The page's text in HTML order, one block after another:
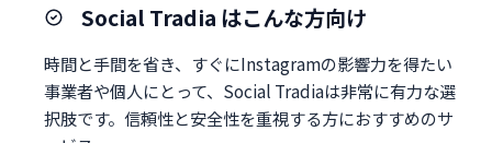
Social Tradia はこんな方向け
時間と手間を省き、すぐにInstagramの影響力を得たい
事業者や個人にとって、Social Tradiaは非常に有力な選
択肢です。信頼性と安全性を重視する方におすすめのサ